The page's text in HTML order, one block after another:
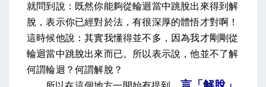
就問到說：既然你能夠從輪迴當中跳脫出來得到解
脫，表示你已經對於法，有很深厚的體悟才對啊！
這時候他說：其實我懂得並不多，因為我才剛剛從
輪迴當中跳脫出來而已。所以表示說，他並不了解
何謂輪迴？何謂解脫？